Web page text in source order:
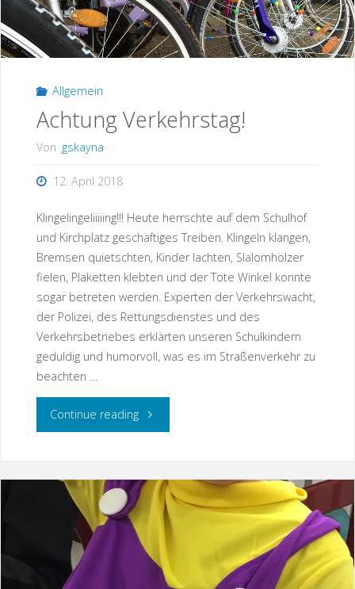
Allgemein
Achtung Verkehrstag!
Von gskayna
12. April 2018
Klingelingeliiiiing!!! Heute herrschte auf dem Schulhof
und Kirchplatz geschäftiges Treiben. Klingeln klangen,
Bremsen quietschten, Kinder lachten, Slalomhölzer
fielen, Plaketten klebten und der Tote Winkel konnte
sogar betreten werden. Experten der Verkehrswacht,
der Polizei, des Rettungsdienstes und des
Verkehrsbetriebes erklärten unseren Schulkindern
geduldig und humorvoll, was es im Straßenverkehr zu
beachten …
Continue reading"Achtung